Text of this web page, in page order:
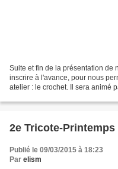
Suite et fin de la présentation de
inscrire à l'avance, pour nous
atelier : le crochet. Il sera animé
2e Tricote-
Publié le 09/03/2015 à 18:23
Par elism